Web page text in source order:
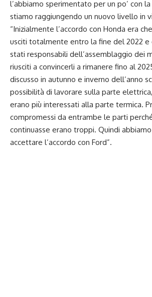
l’abbiamo sperimentato per un po’ con
stiamo raggiungendo un nuovo livello in
“Inizialmente l’accordo con Honda era
usciti totalmente entro la fine del 2022 e
stati responsabili dell’assemblaggio dei
riusciti a convincerli a rimanere fino al
discusso in autunno e inverno dell’anno
possibilità di lavorare sulla parte
erano più interessati alla parte termica.
compromessi da entrambe le parti
continuasse erano troppi. Quindi
accettare l’accordo con Ford”.